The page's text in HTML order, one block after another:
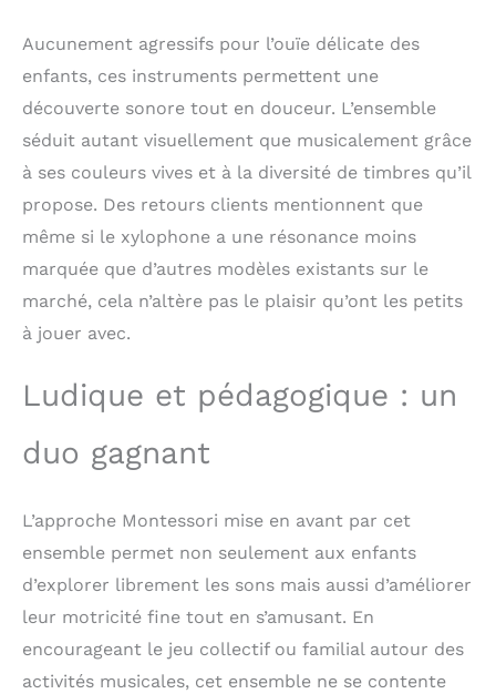
Aucunement agressifs pour l’ouïe délicate des
enfants, ces instruments permettent une
découverte sonore tout en douceur. L’ensemble
séduit autant visuellement que musicalement grâce
à ses couleurs vives et à la diversité de timbres qu’il
propose. Des retours clients mentionnent que
même si le xylophone a une résonance moins
marquée que d’autres modèles existants sur le
marché, cela n’altère pas le plaisir qu’ont les petits
à jouer avec.
Ludique et pédagogique : un
duo gagnant
L’approche Montessori mise en avant par cet
ensemble permet non seulement aux enfants
d’explorer librement les sons mais aussi d’améliorer
leur motricité fine tout en s’amusant. En
encourageant le jeu collectif ou familial autour des
activités musicales, cet ensemble ne se contente